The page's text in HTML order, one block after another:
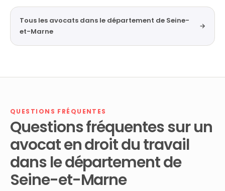
Tous les avocats dans le département de Seine-
et-Marne
→
QUESTIONS FRÉQUENTES
Questions fréquentes sur un
avocat en droit du travail
dans le département de
Seine-et-Marne